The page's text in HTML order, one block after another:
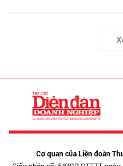
Cơ quan của Liên đoàn